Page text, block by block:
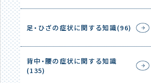
足・ひざの症状に関する知識(96)
背中・腰の症状に関する知識
(135)